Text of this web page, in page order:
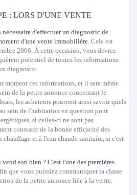
: LORS D'UNE VENTE
nécessaire d'effectuer un diagnostic de
d'une vente immobilière. Cela est
2006. À cette occasion, vous devrez
potentiel de toutes les informations
diagnostic.
ces informations, et il sera même
de la petite annonce concernant le
les acheteurs pourront ainsi savoir quels
sein de l'habitation en question pour
si celles-ci ne sont pas
constater de la bonne efficacité des
et à l'eau chaude sanitaire, si c'est
vend son bien ? C'est l'une des premières
que vous puissiez communiquer la classe
de la petite annonce liée à la vente.